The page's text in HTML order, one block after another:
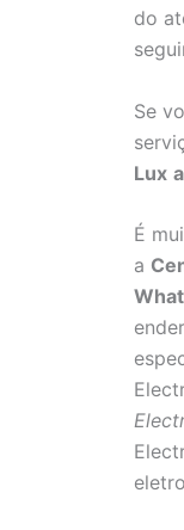
do
Se
Lux
É
a